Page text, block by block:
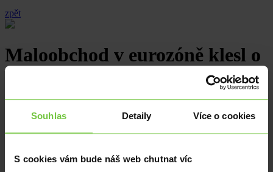
Souhlas Detaily Více o cookies
S cookies vám bude náš web chutnat víc
zpět
Maloobchod v eurozóně klesl o
3,0 %
Jiří Šimek
pokles na -3,0 %. Oproti předchozímu měsíci poklesly o 0,8 %.